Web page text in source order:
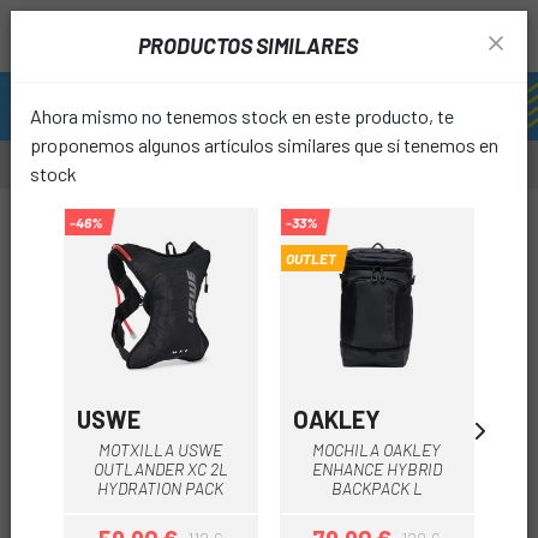
PRODUCTOS SIMILARES
Ahora mismo no tenemos stock en este producto, te
proponemos algunos artículos similares que sí tenemos en
stock
-46%
USWE
MOTXILLA USWE
OUTLANDER XC 2L
HYDRATION PACK
-33%
OUTLET
OAKLEY
MOCHILA OAKLEY
ENHANCE HYBRID
BACKPACK L